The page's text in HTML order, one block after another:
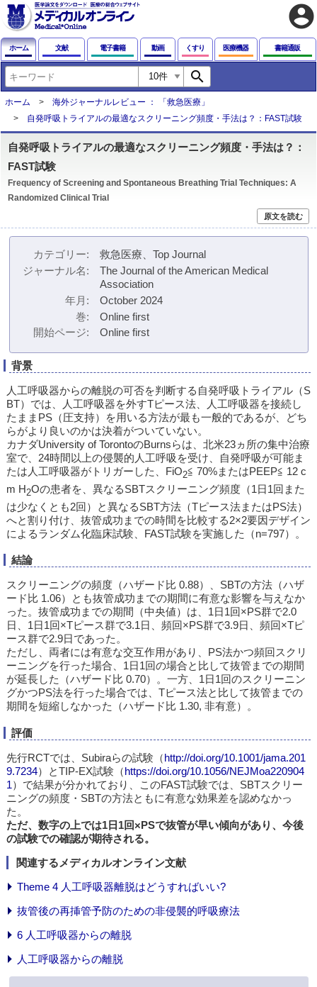
account_circle
ホーム 文献 電子書籍 動画 くすり 医療機器 書籍通販
search
ホーム
海外ジャーナルレビュー ： 「救急医療」
自発呼吸トライアルの最適なスクリーニング頻度・手法は？：FAST試験
自発呼吸トライアルの最適なスクリーニング頻度・手法は？：
FAST試験
Frequency of Screening and Spontaneous Breathing Trial Techniques: A
Randomized Clinical Trial
原文を読む
カテゴリー
救急医療、Top Journal
ジャーナル名
The Journal of the American Medical
Association
年月
October 2024
巻
Online first
開始ページ
Online first
背景
人工呼吸器からの離脱の可否を判断する自発呼吸トライアル（S
BT）では、人工呼吸器を外すTピース法、人工呼吸器を接続し
たままPS（圧支持）を用いる方法が最も一般的であるが、どち
らがより良いのかは決着がついていない。
カナダUniversity of TorontoのBurnsらは、北米23ヵ所の集中治療
室で、24時間以上の侵襲的人工呼吸を受け、自発呼吸が可能ま
たは人工呼吸器がトリガーした、FiO2≦ 70%またはPEEP≦ 12 c
m H2Oの患者を、異なるSBTスクリーニング頻度（1日1回また
は少なくとも2回）と異なるSBT方法（Tピース法またはPS法）
へと割り付け、抜管成功までの時間を比較する2×2要因デザイン
によるランダム化臨床試験、FAST試験を実施した（n=797）。
結論
スクリーニングの頻度（ハザード比 0.88）、SBTの方法（ハザ
ード比 1.06）とも抜管成功までの期間に有意な影響を与えなか
った。抜管成功までの期間（中央値）は、1日1回×PS群で2.0
日、1日1回×Tピース群で3.1日、頻回×PS群で3.9日、頻回×Tピ
ース群で2.9日であった。
ただし、両者には有意な交互作用があり、PS法かつ頻回スクリ
ーニングを行った場合、1日1回の場合と比して抜管までの期間
が延長した（ハザード比 0.70）。一方、1日1回のスクリーニン
グかつPS法を行った場合では、Tピース法と比して抜管までの
期間を短縮しなかった（ハザード比 1.30, 非有意）。
評価
先行RCTでは、Subiraらの試験（http://doi.org/10.1001/jama.201
9.7234）とTIP-EX試験（https://doi.org/10.1056/NEJMoa220904
1）で結果が分かれており、このFAST試験では、SBTスクリー
ニングの頻度・SBTの方法ともに有意な効果差を認めなかっ
た。
ただ、数字の上では1日1回×PSで抜管が早い傾向があり、今後
の試験での確認が期待される。
関連するメディカルオンライン文献
Theme 4 人工呼吸器離脱はどうすればいい?
抜管後の再挿管予防のための非侵襲的呼吸療法
6 人工呼吸器からの離脱
人工呼吸器からの離脱